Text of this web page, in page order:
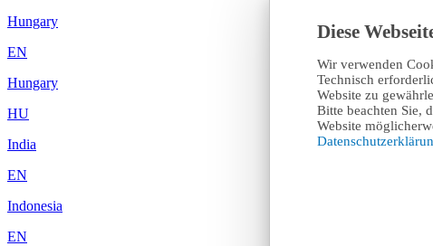
Diese
Wir verwenden
Technisch
Website zu
Bitte beachten Sie,
Website
Hungary
EN
Hungary
HU
India
EN
Indonesia
EN